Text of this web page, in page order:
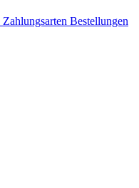
Zahlungsarten Bestellungen